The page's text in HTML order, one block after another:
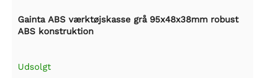
Gainta ABS værktøjskasse grå 95x48x38mm robust
ABS konstruktion
Udsolgt